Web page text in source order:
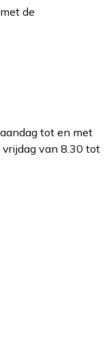
de
tot en met
vrijdag van 8.30 tot